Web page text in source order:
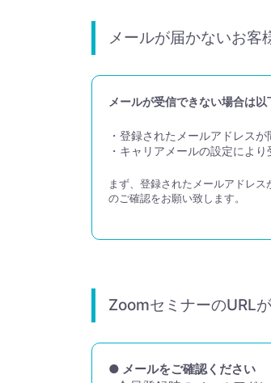
メールが届かないお客
メールが受信できない場合は以
・登録されたメールアドレスが
・キャリアメールの設定によ
まず、登録されたメールアドレ
のご確認をお願い致します。
ZoomセミナーのURL
● メールをご確認ください